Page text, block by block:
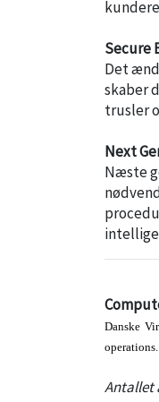
Secure
Det
skaber
trusler
Next
Næste
Danske
Antallet